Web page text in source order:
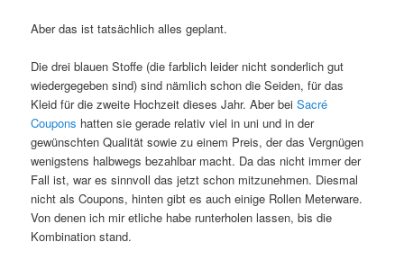
Aber das ist tatsächlich alles geplant.
Die drei blauen Stoffe (die farblich leider nicht sonderlich gut
wiedergegeben sind) sind nämlich schon die Seiden, für das
Kleid für die zweite Hochzeit dieses Jahr. Aber beiSacré
Coupons hatten sie gerade relativ viel in uni und in der
gewünschten Qualität sowie zu einem Preis, der das Vergnügen
wenigstens halbwegs bezahlbar macht. Da das nicht immer der
Fall ist, war es sinnvoll das jetzt schon mitzunehmen. Diesmal
nicht als Coupons, hinten gibt es auch einige Rollen Meterware.
Von denen ich mir etliche habe runterholen lassen, bis die
Kombination stand.